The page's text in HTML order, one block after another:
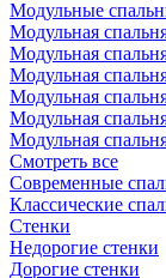
Модульные
Модульная
Модульная
Модульная
Модульная
Модульная
Модульная
Смотреть все
Современные
Классические
Стенки
Недорогие стенки
Дорогие стенки